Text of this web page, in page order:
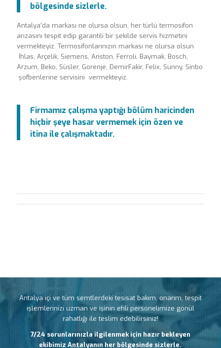
bölgesinde sizlerle.
Antalya’da markası ne olursa olsun, her türlü termosifon
arızasını tespit edip garantili bir şekilde servis hizmetini
vermekteyiz. Termosifonlarınızın markası ne olursa olsun
İhlas, Arçelik, Siemens, Ariston, Ferroli, Baymak, Bosch,
Arzum, Beko, Süsler, Gorenje, DemirFakir, Felix, Sunny, Sinbo
şofbenlerine servisini vermekteyiz.
Firmamız çalışma yaptığı bölüm haricinden
hiçbir şeye hasar vermemek için özen ve
itina ile çalışmaktadır.
Antalya içi ve tüm semtlerdeki tesisat bakım, onarım, tespit
işlemlerinizi uzman ve işinin ehli personelimize gönül
rahatlığı ile teslim edebilirsiniz!
7/24 sorunlarınızla ilgilenmek için hazır bekleyen
ekibimiz Antalyanın her bölgesinde sizlerle.